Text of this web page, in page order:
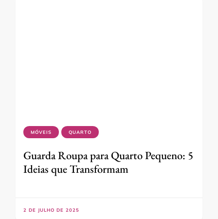
MÓVEIS QUARTO
Guarda Roupa para Quarto Pequeno: 5
Ideias que Transformam
2 DE JULHO DE 2025